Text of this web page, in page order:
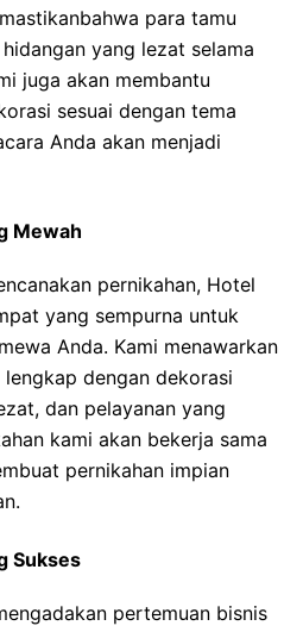
para tamu
yang lezat selama
juga akan membantu
sesuai dengan tema
Anda akan menjadi
Mewah
pernikahan, Hotel
yang sempurna untuk
Anda. Kami menawarkan
dengan dekorasi
dan pelayanan yang
kami akan bekerja sama
pernikahan impian
Sukses
pertemuan bisnis